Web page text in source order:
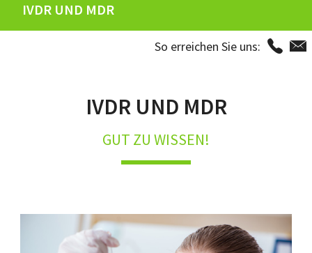
IVDR UND MDR
So erreichen Sie uns:
IVDR UND MDR
GUT ZU WISSEN!